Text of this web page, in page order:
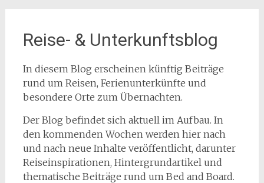
Reise- & Unterkunftsblog
In diesem Blog erscheinen künftig Beiträge
rund um Reisen, Ferienunterkünfte und
besondere Orte zum Übernachten.
Der Blog befindet sich aktuell im Aufbau. In
den kommenden Wochen werden hier nach
und nach neue Inhalte veröffentlicht, darunter
Reiseinspirationen, Hintergrundartikel und
thematische Beiträge rund um Bed and Board.